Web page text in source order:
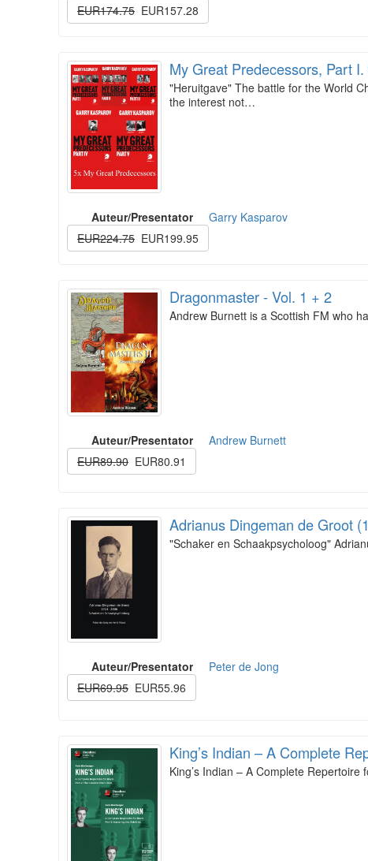
EUR174.75 EUR157.28
My Great Predecessors, Part
"Heruitgave" The battle for the World
the interest not…
Auteur/Presentator
Garry Kasparov
EUR224.75 EUR199.95
Dragonmaster - Vol. 1 + 2
Andrew Burnett is a Scottish FM who
Auteur/Presentator
Andrew Burnett
EUR89.90 EUR80.91
Adrianus Dingeman de Groot
"Schaker en Schaakpsycholoog"
Auteur/Presentator
Peter de Jong
EUR69.95 EUR55.96
King’s Indian – A Complete
King’s Indian – A Complete